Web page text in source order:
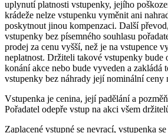
uplynutí platnosti vstupenky, jejího
krádeže nelze vstupenku vyměnit ani
poskytnout jinou kompenzaci. Další
vstupenky bez písemného souhlasu
prodej za cenu vyšší, než je na vstupence
neplatnost. Držiteli takové vstupenky bude
konání akce nebo bude vyveden a zakládá
vstupenky bez náhrady její nominální ceny
Vstupenka je cenina, její padělání a
Pořadatel odepře vstup na akci všem
Zaplacené vstupné se nevrací, vstupenka